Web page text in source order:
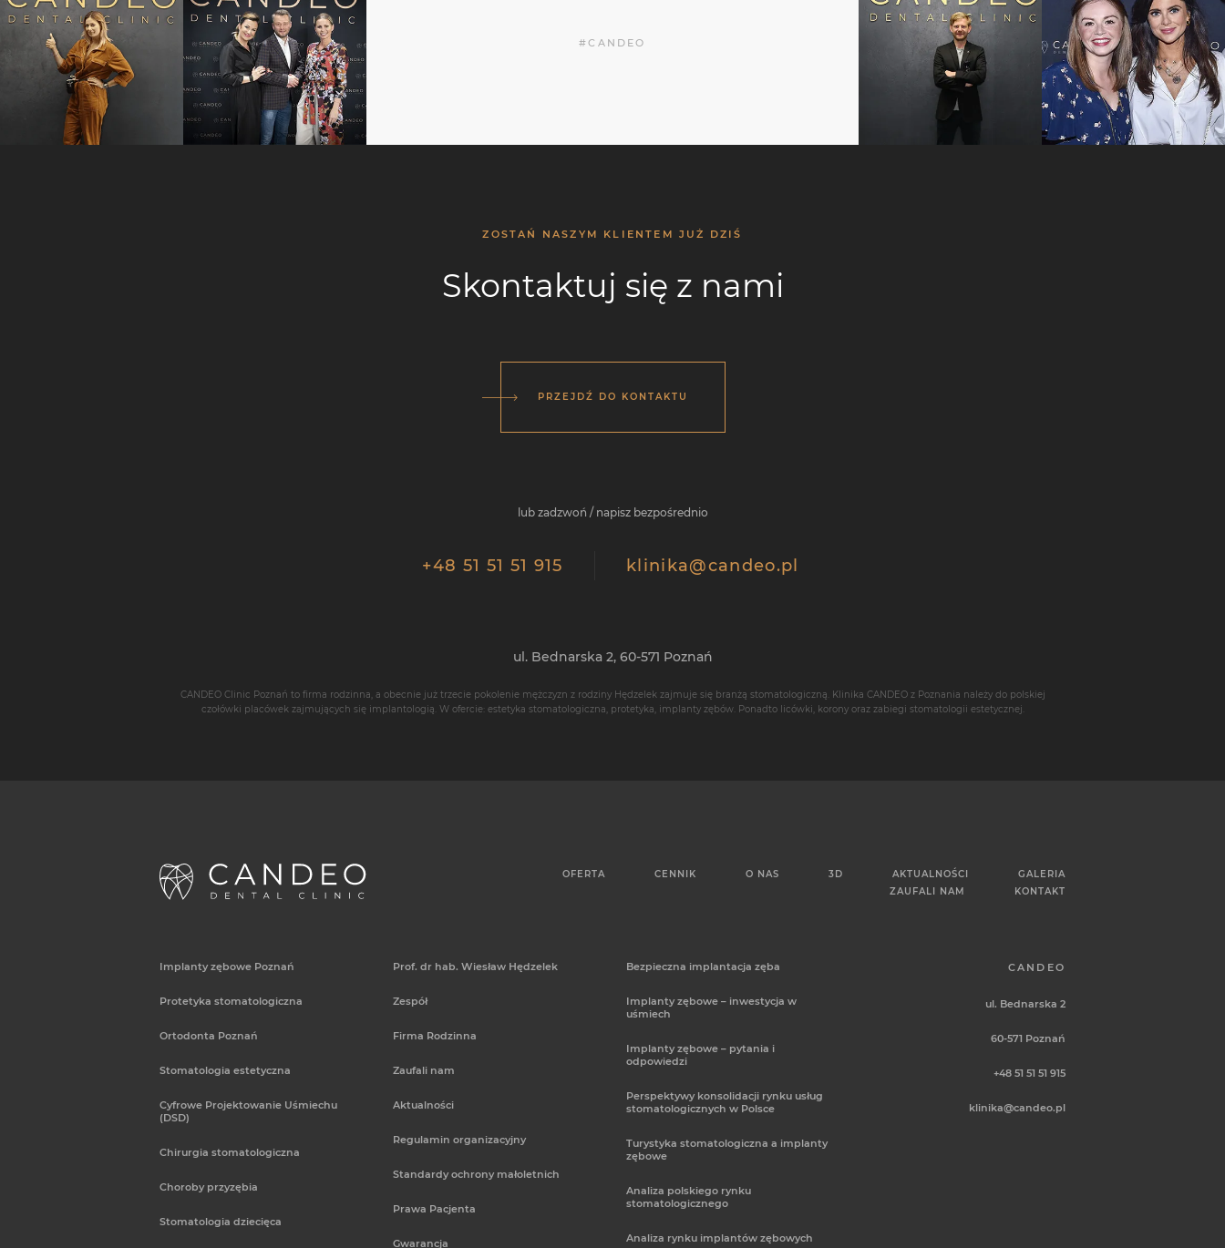
#CANDEO
ZOSTAŃ NASZYM KLIENTEM JUŻ DZIŚ
Skontaktuj się z nami
PRZEJDŹ DO KONTAKTU
lub zadzwoń / napisz bezpośrednio
+48 51 51 51 915 klinika@candeo.pl
ul. Bednarska 2, 60-571 Poznań
CANDEO Clinic Poznań to firma rodzinna, a obecnie już trzecie pokolenie mężczyzn z rodziny Hędzelek zajmuje się branżą stomatologiczną. Klinika CANDEO z Poznania należy do polskiej
czołówki placówek zajmujących się implantologią . W ofercie: estetyka stomatologiczna, protetyka, implanty zębów. Ponadto licówki, koronyoraz zabiegi stomatologii estetycznej.
OFERTA CENNIK O NAS 3D AKTUALNOŚCI
GALERIA
ZAUFALI NAM
KONTAKT
Implanty zębowe Poznań
Protetyka stomatologiczna
Ortodonta Poznań
Stomatologia estetyczna
Cyfrowe Projektowanie Uśmiechu
(DSD)
Chirurgia stomatologiczna
Choroby przyzębia
Stomatologia dziecięca
Prof. dr hab. Wiesław Hędzelek
Zespół
Firma Rodzinna
Zaufali nam
Aktualności
Regulamin organizacyjny
Standardy ochrony małoletnich
Prawa Pacjenta
Gwarancja
Bezpieczna implantacja zęba
Implanty zębowe – inwestycja w
uśmiech
Implanty zębowe – pytania i
odpowiedzi
Perspektywy konsolidacji rynku usług
stomatologicznych w Polsce
Turystyka stomatologiczna a implanty
zębowe
Analiza polskiego rynku
stomatologicznego
Analiza rynku implantów zębowych
CANDEO
ul. Bednarska 2
60-571 Poznań
+48 51 51 51 915
klinika@candeo.pl